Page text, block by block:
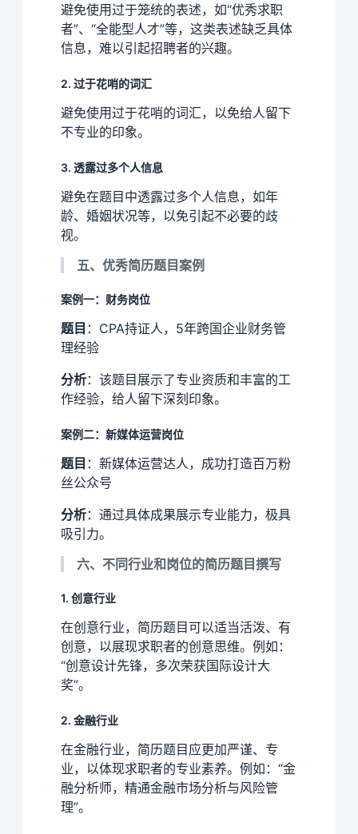
避免使用过于笼统的表述，如“优秀求职
者”、“全能型人才”等，这类表述缺乏具体
信息，难以引起招聘者的兴趣。
2. 过于花哨的词汇
避免使用过于花哨的词汇，以免给人留下
不专业的印象。
3. 透露过多个人信息
避免在题目中透露过多个人信息，如年
龄、婚姻状况等，以免引起不必要的歧
视。
五、优秀简历题目案例
案例一：财务岗位
题目 ：CPA持证人，5年跨国企业财务管
理经验
分析：该题目展示了专业资质和丰富的工
作经验，给人留下深刻印象。
案例二：新媒体运营岗位
题目 ：新媒体运营达人，成功打造百万粉
丝公众号
分析：通过具体成果展示专业能力，极具
吸引力。
六、不同行业和岗位的简历题目撰写
1. 创意行业
在创意行业，简历题目可以适当活泼、有
创意，以展现求职者的创意思维。例如：
“创意设计先锋，多次荣获国际设计大
奖”。
2. 金融行业
在金融行业，简历题目应更加严谨、专
业，以体现求职者的专业素养。例如：“金
融分析师，精通金融市场分析与风险管
理”。